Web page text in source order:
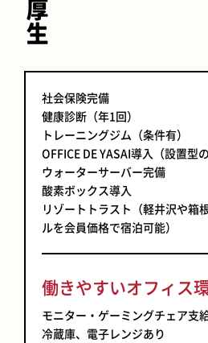
社会保険完備
健康診断（年1回）
トレーニングジム（条件有）
OFFICE DE YASAI導入（設置型
ウォーターサーバー完備
酸素ボックス導入
リゾートトラスト（軽井沢や箱
ルを会員価格で宿泊可能）
働きやすいオフィス
モニター・ゲーミングチェア支
冷蔵庫、電子レンジあり